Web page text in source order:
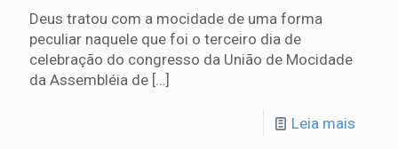
Deus tratou com a mocidade de uma forma
peculiar naquele que foi o terceiro dia de
celebração do congresso da União de Mocidade
da Assembléia de […]
Leia mais